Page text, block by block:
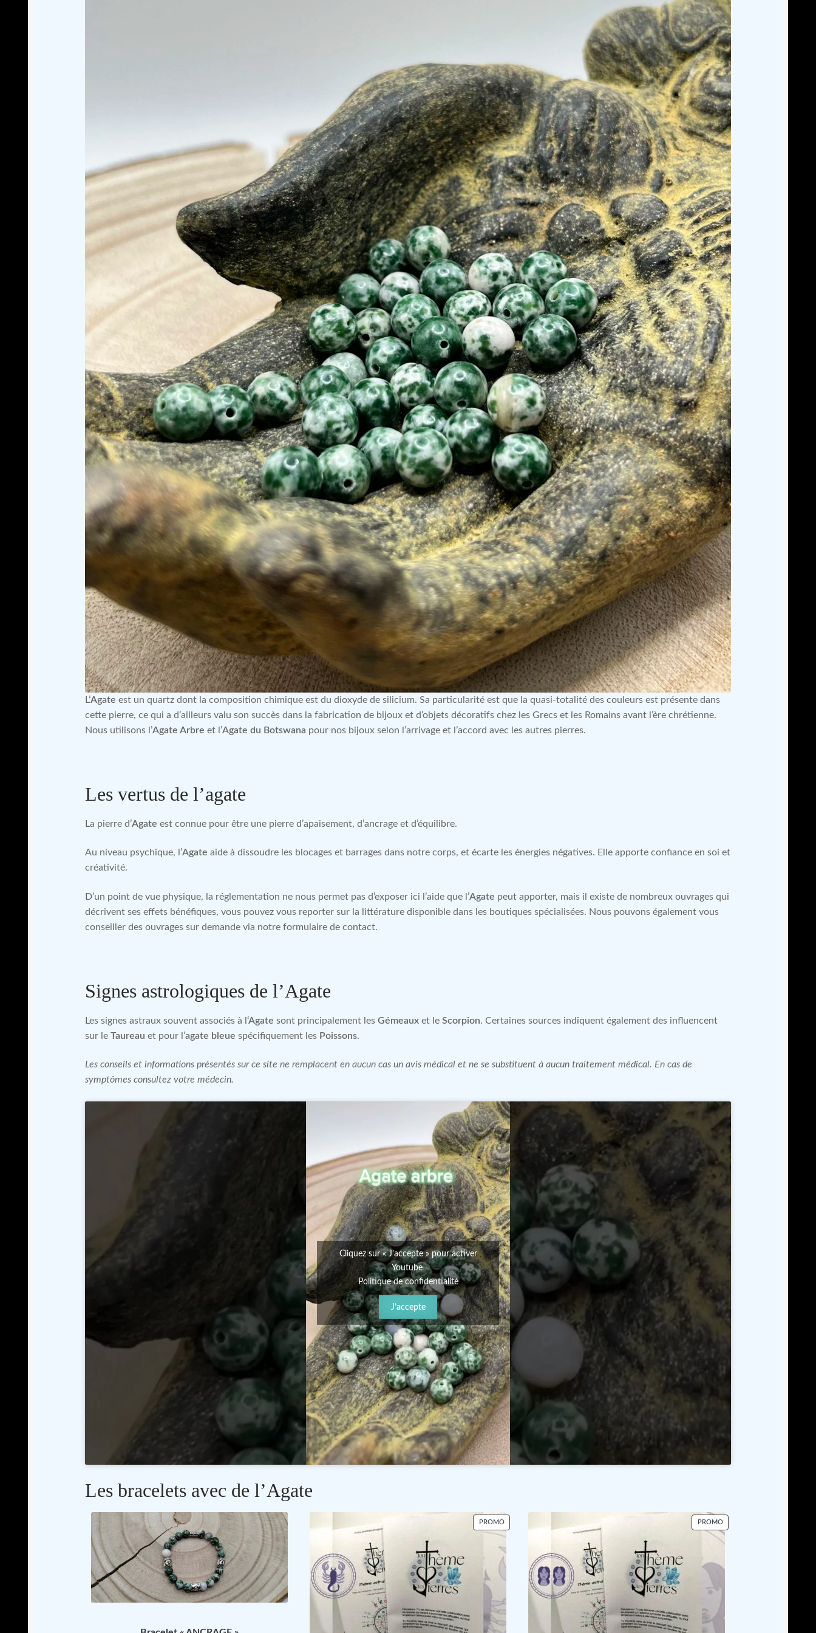
L’Agate est un quartz dont la composition chimique est du dioxyde de silicium. Sa particularité est que la quasi-totalité des couleurs est présente dans
cette pierre, ce qui a d’ailleurs valu son succès dans la fabrication de bijoux et d’objets décoratifs chez les Grecs et les Romains avant l’ère chrétienne.
Nous utilisons l’Agate Arbre et l’Agate du Botswana pour nos bijoux selon l’arrivage et l’accord avec les autres pierres.
Les vertus de l’agate
La pierre d’Agate est connue pour être une pierre d’apaisement, d’ancrage et d’équilibre.
Au niveau psychique, l’Agateaide à dissoudre les blocages et barrages dans notre corps, et écarte les énergies négatives. Elle apporte confiance en soi et
créativité.
D’un point de vue physique, la réglementation ne nous permet pas d’exposer ici l’aide que l’Agate peut apporter, mais il existe de nombreux ouvrages qui
décrivent ses effets bénéfiques, vous pouvez vous reporter sur la littérature disponible dans les boutiques spécialisées. Nous pouvons également vous
conseiller des ouvrages sur demande via notre formulaire de contact.
Signes astrologiques de l’Agate
Les signes astraux souvent associés à l‘Agate sont principalement lesGémeauxet leScorpion. Certaines sources indiquent également des influencent
sur leTaureauet pour l’agate bleue spécifiquement les Poissons.
Les conseils et informations présentés sur ce site ne remplacent en aucun cas un avis médical et ne se substituent à aucun traitement médical. En cas de
symptômes consultez votre médecin.
Cliquez sur « J’accepte » pour activer
Youtube
Politique de confidentialité
J’accepte
Les bracelets avec de l’Agate
PROMOPRODUIT
EN
PROMOPRODUIT
EN
PROMOTION